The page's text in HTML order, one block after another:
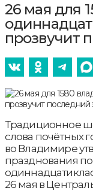
26 мая для
прозвучит
Традиционное
слова почётных
во Владимире
празднования
26 мая в